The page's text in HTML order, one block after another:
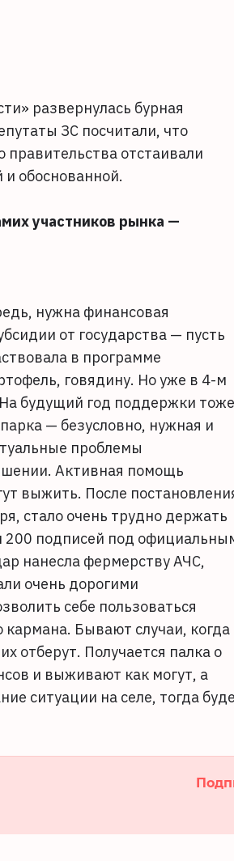
развернулась бурная
ЗС посчитали, что
отстаивали
и обоснованной.
участников рынка —
нужна финансовая
от государства — пусть
в программе
говядину. Но уже в 4-м
На будущий год поддержки тоже
— безусловно, нужная и
проблемы
Активная помощь
выжить. После
стало очень трудно держать
200 подписей под
нанесла фермерству АЧС,
очень дорогими
себе пользоваться
кармана. Бывают случаи, когда
отберут. Получается палка о
и выживают как могут, а
ситуации на селе, тогда